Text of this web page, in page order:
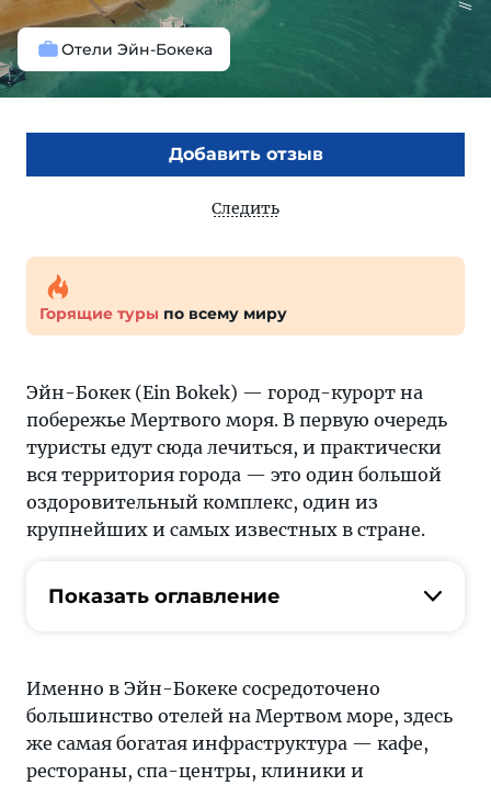
Отели Эйн-Бокека
Добавить отзыв
Следить
Горящие туры по всему миру
Эйн-Бокек (Ein Bokek) — город-курорт на
побережье Мертвого моря. В первую очередь
туристы едут сюда лечиться, и практически
вся территория города — это один большой
оздоровительный комплекс, один из
крупнейших и самых известных в стране.
Показать оглавление
Именно в Эйн-Бокеке сосредоточено
большинство отелей на Мертвом море, здесь
же самая богатая инфраструктура — кафе,
рестораны, спа-центры, клиники и